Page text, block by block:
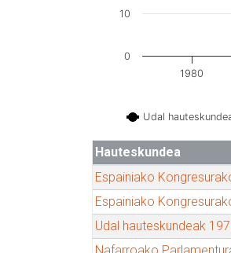
Udal
1980
0
10
Hauteskundea
Espainiako
Espainiako
Udal hauteskundeak
Nafarroako